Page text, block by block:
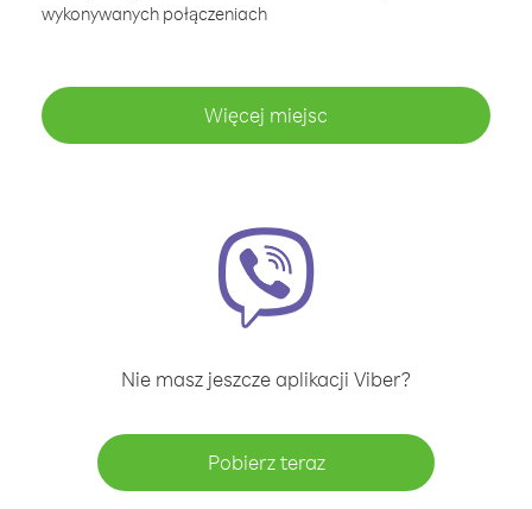
wykonywanych połączeniach
Więcej miejsc
Nie masz jeszcze aplikacji Viber?
Pobierz teraz